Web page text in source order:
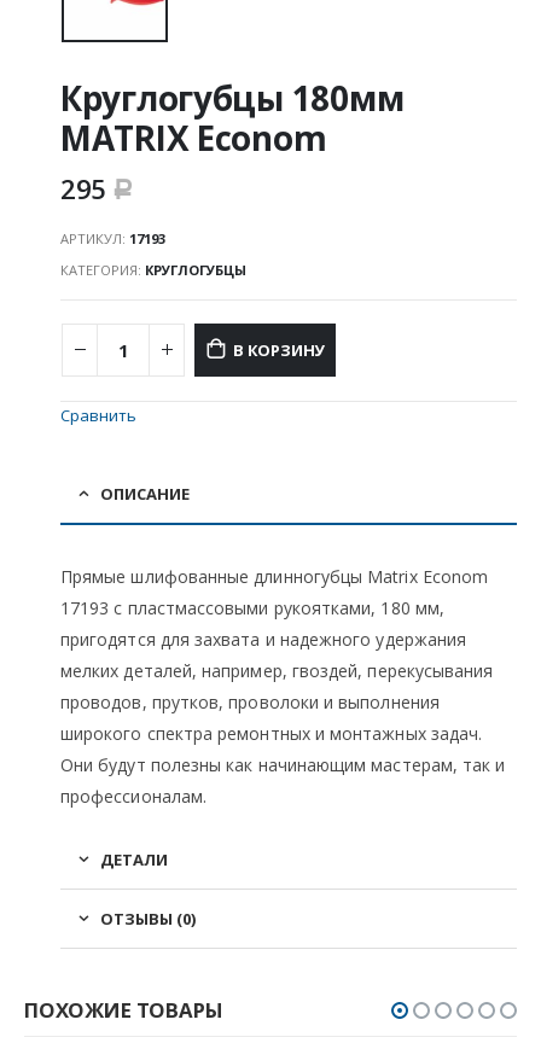
Круглогубцы 180мм
MATRIX Econom
295 Р
АРТИКУЛ: 17193
КАТЕГОРИЯ: КРУГЛОГУБЦЫ
В КОРЗИНУ
Сравнить
ОПИСАНИЕ
Прямые шлифованные длинногубцы Matrix Econom
17193 с пластмассовыми рукоятками, 180 мм,
пригодятся для захвата и надежного удержания
мелких деталей, например, гвоздей, перекусывания
проводов, прутков, проволоки и выполнения
широкого спектра ремонтных и монтажных задач.
Они будут полезны как начинающим мастерам, так и
профессионалам.
ДЕТАЛИ
ОТЗЫВЫ (0)
ПОХОЖИЕ ТОВАРЫ